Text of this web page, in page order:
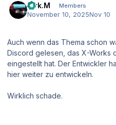
Dirk.M Members
November 10, 2025Nov 10
Auch wenn das Thema schon
Discord gelesen, das X-Works
eingestellt hat. Der Entwickler
hier weiter zu entwickeln.
Wirklich schade.